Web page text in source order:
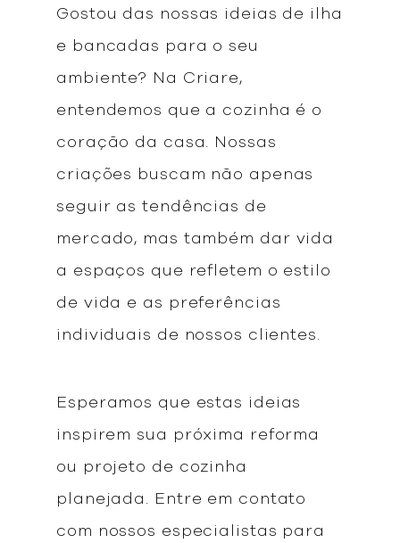
Gostou das nossas ideias de ilha
e bancadas para o seu
ambiente? Na Criare,
entendemos que a cozinha é o
coração da casa. Nossas
criações buscam não apenas
seguir as tendências de
mercado, mas também dar vida
a espaços que refletem o estilo
de vida e as preferências
individuais de nossos clientes.
Esperamos que estas ideias
inspirem sua próxima reforma
ou projeto de cozinha
planejada. Entre em contato
com nossos especialistas para